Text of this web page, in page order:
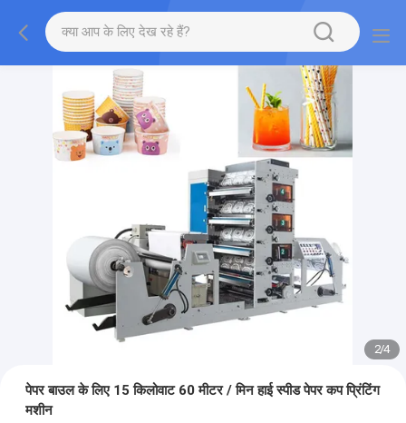
2/4
पेपर बाउल के लिए 15 किलोवाट 60 मीटर / मिन हाई स्पीड पेपर कप प्रिंटिंग
मशीन